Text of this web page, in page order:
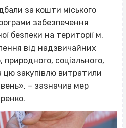
за кошти міського
забезпечення
безпеки на території м.
від надзвичайних
природного, соціального,
цю закупівлю витратили
– зазначив мер